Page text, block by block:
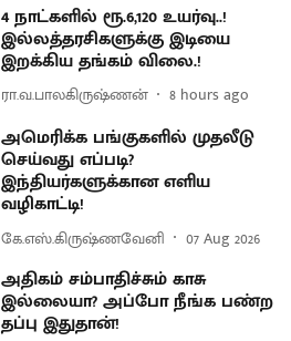
4 நாட்களில் ரூ.6,120 உயர்வு..!
இல்லத்தரசிகளுக்கு இடியை
இறக்கிய தங்கம் விலை.!
ரா.வ.பாலகிருஷ்ணன் 8 hours ago
அமெரிக்க பங்குகளில் முதலீடு
செய்வது எப்படி?
இந்தியர்களுக்கான எளிய
வழிகாட்டி!
கே.எஸ்.கிருஷ்ணவேனி 07 Aug 2026
அதிகம் சம்பாதிச்சும் காசு
இல்லையா? அப்போ நீங்க பண்ற
தப்பு இதுதான்!